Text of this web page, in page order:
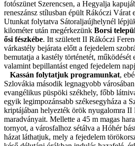
fotószünet Szerencsen, a Hegyalja
reneszánsz stílusban épült Rákóczi Várat
Utunkat folytatva Sátoraljaújhelynél
kilométer után megérkezünk Borsi
ősi fészkébe. Itt született II Rákóczi
várkastély bejárata előtt a fejedelem
bemutatja a kastély történetét, működését
valamint bepillantást enged fejedelem
Kassán folytatjuk programunkat,
Szlovákia második legnagyobb
evangélikus püspöki székhely, főbb
egyik legimpozánsabb székesegyháza a
kriptájában helyezték örök nyugalomra II
maradványait. Mellette a 45 m magas
tornyot, a városfalhoz sétálva a Hóhér
házat láthatjuk, mely a fejedelem